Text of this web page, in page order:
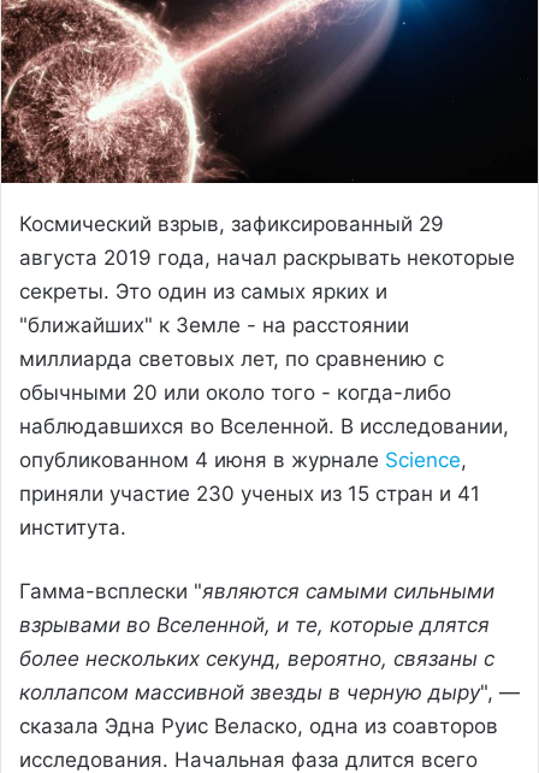
Космический взрыв, зафиксированный 29
августа 2019 года, начал раскрывать некоторые
секреты. Это один из самых ярких и
"ближайших" к Земле - на расстоянии
миллиарда световых лет, по сравнению с
обычными 20 или около того - когда-либо
наблюдавшихся во Вселенной. В исследовании,
опубликованном 4 июня в журнале Science,
приняли участие 230 ученых из 15 стран и 41
института.
Гамма-всплески "являются самыми сильными
взрывами во Вселенной, и те, которые длятся
более нескольких секунд, вероятно, связаны с
коллапсом массивной звезды в черную дыру", —
сказала Эдна Руис Веласко, одна из соавторов
исследования. Начальная фаза длится всего